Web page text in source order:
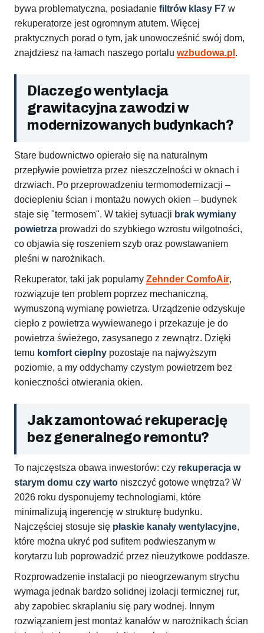
bywa problematyczna, posiadanie filtrów klasy F7 w
rekuperatorze jest ogromnym atutem. Więcej
praktycznych porad o tym, jak unowocześnić swój dom,
znajdziesz na łamach naszego portalu wzbudowa.pl .
Dlaczego wentylacja
grawitacyjna zawodzi w
modernizowanych budynkach?
Stare budownictwo opierało się na naturalnym
przepływie powietrza przez nieszczelności w oknach i
drzwiach. Po przeprowadzeniu termomodernizacji –
dociepleniu ścian i montażu nowych okien – budynek
staje się "termosem". W takiej sytuacji brak wymiany
powietrza prowadzi do szybkiego wzrostu wilgotności,
co objawia się roszeniem szyb oraz powstawaniem
pleśni w narożnikach.
Rekuperator, taki jak popularny Zehnder ComfoAir,
rozwiązuje ten problem poprzez mechaniczną,
wymuszoną wymianę powietrza. Urządzenie odzyskuje
ciepło z powietrza wywiewanego i przekazuje je do
powietrza świeżego, zasysanego z zewnątrz. Dzięki
temu komfort cieplny pozostaje na najwyższym
poziomie, a my oddychamy czystym powietrzem bez
konieczności otwierania okien.
Jak zamontować rekuperację
bez generalnego remontu?
To najczęstsza obawa inwestorów: czy rekuperacja w
starym domu czy warto niszczyć gotowe wnętrza? W
2026 roku dysponujemy technologiami, które
minimalizują ingerencję w strukturę budynku.
Najczęściej stosuje się płaskie kanały wentylacyjne,
które można ukryć pod sufitem podwieszanym w
korytarzu lub poprowadzić przez nieużytkowe poddasze.
Rozprowadzenie instalacji po nieogrzewanym strychu
wymaga jednak bardzo solidnej izolacji termicznej rur,
aby zapobiec skraplaniu się pary wodnej. Innym
rozwiązaniem jest montaż kanałów w narożnikach ścian